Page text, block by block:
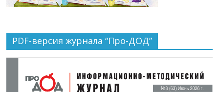
PDF-версия журнала “Про-ДОД”